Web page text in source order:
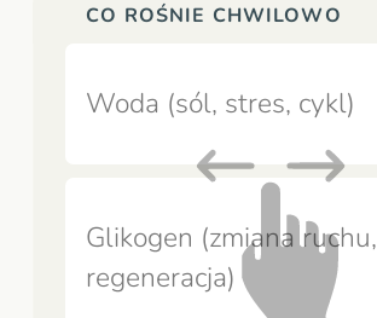
CO ROŚNIE CHWILOWO
Woda (sól, stres, cykl)
Glikogen (zmiana ruchu,
regeneracja)